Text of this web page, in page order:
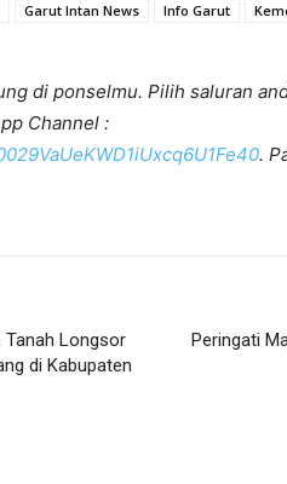
Garut Intan News Info Garut
di ponselmu. Pilih saluran
Channel :
.
Tanah Longsor
di Kabupaten
Peringati